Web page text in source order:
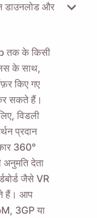
डाउनलोड और
तक के किसी
के साथ,
किए गए
सकते हैं।
विडली
प्रदान
360°
अनुमति देता
जैसे VR
हैं। आप
3GP या